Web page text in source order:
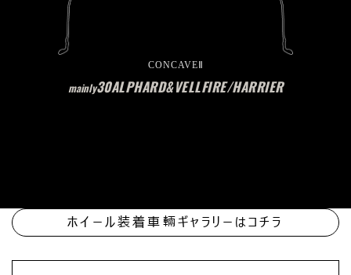
CONCAVEⅡ
mainly30ALPHARD&VELLFIRE/HARRIER
ホイール装着車輛ギャラリーはコチラ